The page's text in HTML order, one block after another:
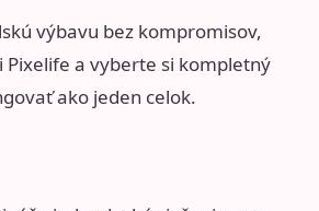
výbavu bez kompromisov,
Pixelife a vyberte si kompletný
ako jeden celok.